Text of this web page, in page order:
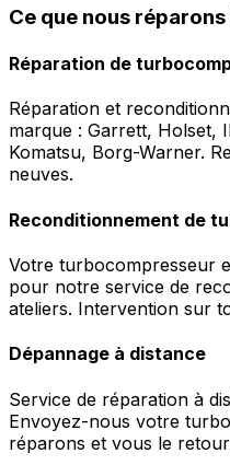
Ce que nous
Réparation de
Réparation et
marque : Garrett, Holset,
Komatsu, Borg-Warner.
neuves.
Reconditionnement de
Votre turbocompresseur
pour notre service de
ateliers. Intervention sur
Dépannage à distance
Service de réparation à
Envoyez-nous votre
réparons et vous le